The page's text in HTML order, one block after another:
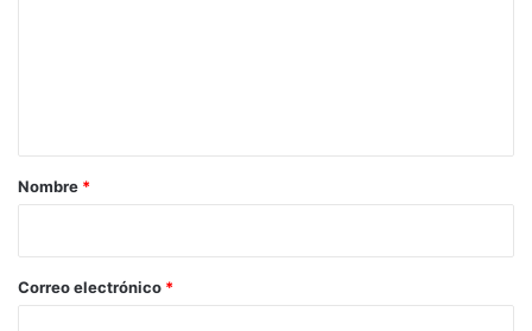
r
*
Nombre *
Correo electrónico *